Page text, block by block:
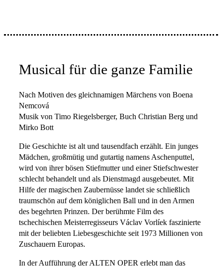
Musical für die ganze Familie
Nach Motiven des gleichnamigen Märchens von Boena
Nemcová
Musik von Timo Riegelsberger, Buch Christian Berg und
Mirko Bott
Die Geschichte ist alt und tausendfach erzählt. Ein junges
Mädchen, großmütig und gutartig namens Aschenputtel,
wird von ihrer bösen Stiefmutter und einer Stiefschwester
schlecht behandelt und als Dienstmagd ausgebeutet. Mit
Hilfe der magischen Zaubernüsse landet sie schließlich
traumschön auf dem königlichen Ball und in den Armen
des begehrten Prinzen. Der berühmte Film des
tschechischen Meisterregisseurs Václav Vorlíek faszinierte
mit der beliebten Liebesgeschichte seit 1973 Millionen von
Zuschauern Europas.
In der Aufführung der ALTEN OPER erlebt man das